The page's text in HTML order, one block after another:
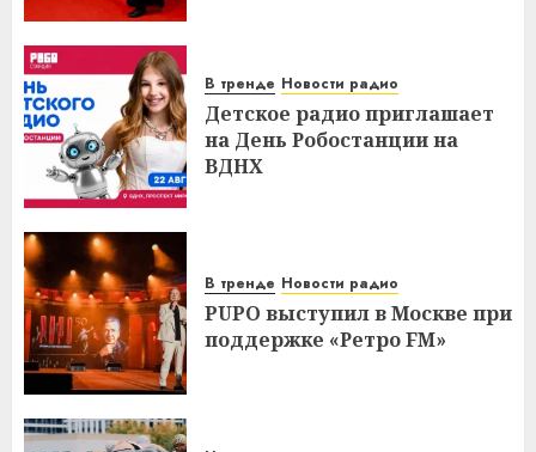
В тренде Новости радио
Детское радио приглашает
на День Робостанции на
ВДНХ
В тренде Новости радио
PUPO выступил в Москве при
поддержке «Ретро FM»